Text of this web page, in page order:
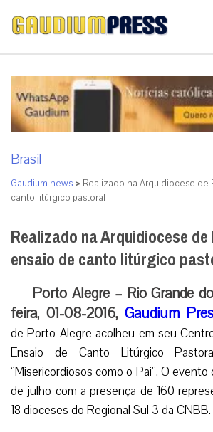
Brasil
Gaudium news > Realizado na Arquidiocese de
canto litúrgico pastoral
Realizado na Arquidiocese
ensaio de canto litúrgico
Porto Alegre – Rio Grande
feira, 01-08-2016, Gaudium
de Porto Alegre acolheu em seu
Ensaio de Canto Litúrgico
“Misericordiosos como o Pai”. O
de julho com a presença de 160
18 dioceses do Regional Sul 3 da CNBB.